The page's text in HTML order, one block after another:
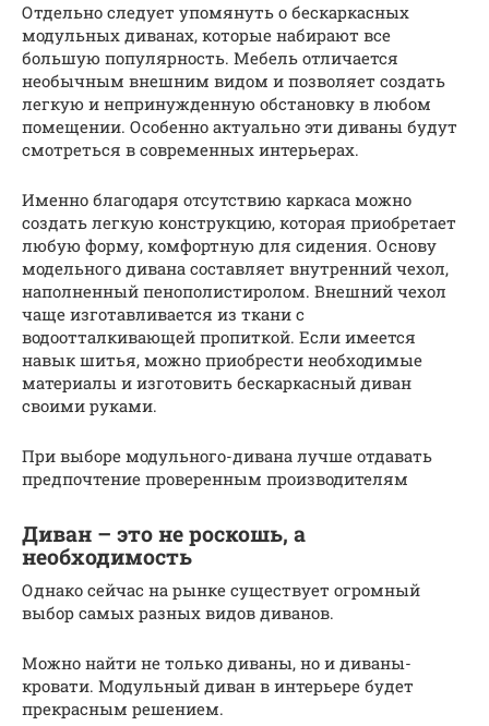
Отдельно следует упомянуть о бескаркасных
модульных диванах, которые набирают все
большую популярность. Мебель отличается
необычным внешним видом и позволяет создать
легкую и непринужденную обстановку в любом
помещении. Особенно актуально эти диваны будут
смотреться в современных интерьерах.
Именно благодаря отсутствию каркаса можно
создать легкую конструкцию, которая приобретает
любую форму, комфортную для сидения. Основу
модельного дивана составляет внутренний чехол,
наполненный пенополистиролом. Внешний чехол
чаще изготавливается из ткани с
водоотталкивающей пропиткой. Если имеется
навык шитья, можно приобрести необходимые
материалы и изготовить бескаркасный диван
своими руками.
При выборе модульного-дивана лучше отдавать
предпочтение проверенным производителям
Диван – это не роскошь, а
необходимость
Однако сейчас на рынке существует огромный
выбор самых разных видов диванов.
Можно найти не только диваны, но и диваны-
кровати. Модульный диван в интерьере будет
прекрасным решением.